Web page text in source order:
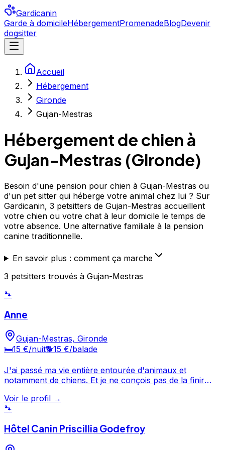
Gardicanin
Garde à domicileHébergementPromenadeBlogDevenir
dogsitter
Accueil
Hébergement
Gironde
Gujan-Mestras
Hébergement de chien à
Gujan-Mestras (Gironde)
Besoin d'une pension pour chien à Gujan-Mestras ou
d'un pet sitter qui héberge votre animal chez lui ? Sur
Gardicanin, 3 petsitters de Gujan-Mestras accueillent
votre chien ou votre chat à leur domicile le temps de
votre absence. Une alternative familiale à la pension
canine traditionnelle.
En savoir plus : comment ça marche
3 petsitters trouvés à Gujan-Mestras
🐾
Anne
Gujan-Mestras, Gironde
🛏️15 €/nuit🐕15 €/balade
J'ai passé ma vie entière entourée d'animaux et
notamment de chiens. Et je ne conçois pas de la finir
personnel en passant mon certificat de capacité afin
d'en faire mon métier. Un métier qui sera surtout une
depuis ma plus tendre enfance, j'ai également
Voir le profil →
🐾
Hôtel Canin Priscillia Godefroy